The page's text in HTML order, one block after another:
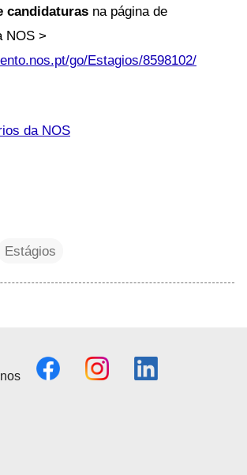
candidaturas na página de
go/Estagios/8598102/
da NOS
Estágios